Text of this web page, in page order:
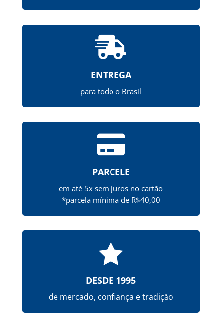

ENTREGA
para todo o Brasil

PARCELE
em até 5x sem juros no cartão
*parcela mínima de R$40,00

DESDE 1995
de mercado, confiança e tradição